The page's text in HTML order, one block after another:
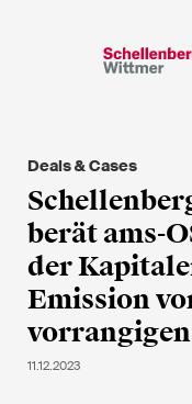
Team
CSR
Deals & Cases
berät ams-
der
Emission
11.12.2023
* Erforderliche
Herr
Frau
k.A.